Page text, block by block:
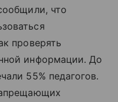
что
проверять
информации. До
55% педагогов.